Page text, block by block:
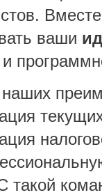
ваши
и
такой